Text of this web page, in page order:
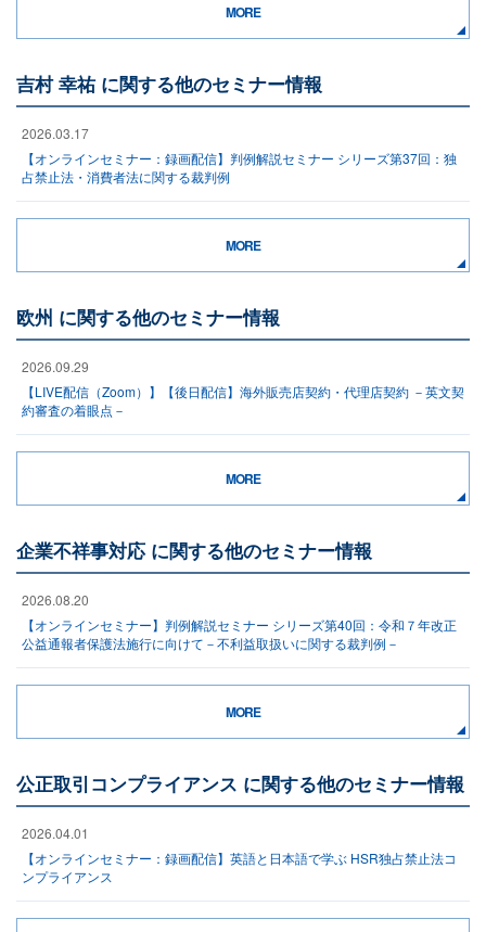
MORE
吉村 幸祐 に関する他のセミナー情報
2026.03.17
【オンラインセミナー：録画配信】判例解説セミナー シリーズ第37回：独
占禁止法・消費者法に関する裁判例
MORE
欧州 に関する他のセミナー情報
2026.09.29
【LIVE配信（Zoom）】【後日配信】海外販売店契約・代理店契約 －英文契
約審査の着眼点－
MORE
企業不祥事対応 に関する他のセミナー情報
2026.08.20
【オンラインセミナー】判例解説セミナー シリーズ第40回：令和７年改正
公益通報者保護法施行に向けて－不利益取扱いに関する裁判例－
MORE
公正取引コンプライアンス に関する他のセミナー情報
2026.04.01
【オンラインセミナー：録画配信】英語と日本語で学ぶ HSR独占禁止法コ
ンプライアンス